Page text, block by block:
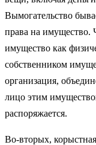
Вымогательство
права на имущество.
имущество как
собственником
организация,
лицо этим
распоряжается.
Во-вторых,